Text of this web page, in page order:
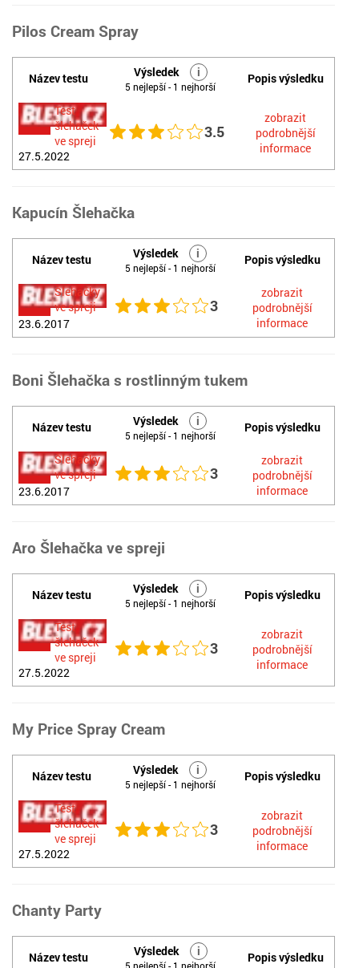
Pilos Cream Spray
Název testu Výsledek i
5 nejlepší - 1 nejhorší
Popis výsledku
Test
šlehaček
ve spreji
27.5.2022
3.5
zobrazit
podrobnější
informace
Kapucín Šlehačka
Název testu Výsledek i
5 nejlepší - 1 nejhorší
Popis výsledku
Šlehačky
ve spreji
23.6.2017
3
zobrazit
podrobnější
informace
Boni Šlehačka s rostlinným tukem
Název testu Výsledek i
5 nejlepší - 1 nejhorší
Popis výsledku
Šlehačky
ve spreji
23.6.2017
3
zobrazit
podrobnější
informace
Aro Šlehačka ve spreji
Název testu Výsledek i
5 nejlepší - 1 nejhorší
Popis výsledku
Test
šlehaček
ve spreji
27.5.2022
3
zobrazit
podrobnější
informace
My Price Spray Cream
Název testu Výsledek i
5 nejlepší - 1 nejhorší
Popis výsledku
Test
šlehaček
ve spreji
27.5.2022
3
zobrazit
podrobnější
informace
Chanty Party
Název testu Výsledek i Popis výsledku